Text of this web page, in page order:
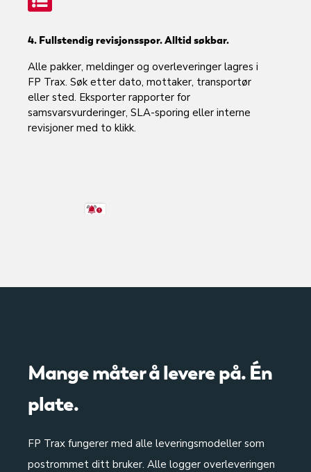
4. Fullstendig revisjonsspor. Alltid søkbar.
Alle pakker, meldinger og overleveringer lagres i
FP Trax. Søk etter dato, mottaker, transportør
eller sted. Eksporter rapporter for
samsvarsvurderinger, SLA-sporing eller interne
revisjoner med to klikk.
Mange måter å levere på. Én
plate.
FP Trax fungerer med alle leveringsmodeller som
postrommet ditt bruker. Alle logger overleveringen